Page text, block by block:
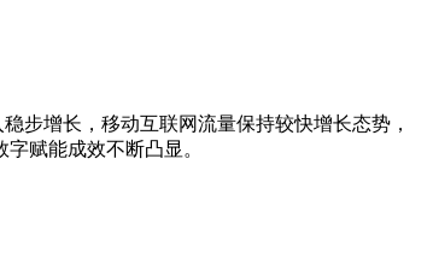
步增长，移动互联网流量保持较快增长态势，
赋能成效不断凸显。